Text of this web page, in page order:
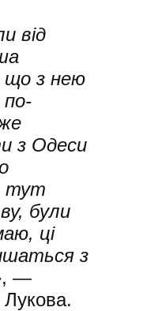
від
що з нею
з Одеси
тут
були
ці
з
, —
Лукова.